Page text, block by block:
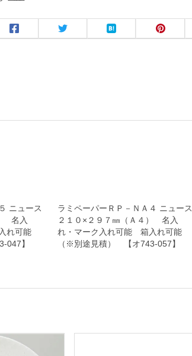
ニュース
名入
れ可能
047】
ラミペーパーＲＰ－ＮＡ４ ニュース
２１０×２９７㎜（Ａ４） 名入
れ・マーク入れ可能 箱入れ可能
（※別途見積） 【オ743-057】